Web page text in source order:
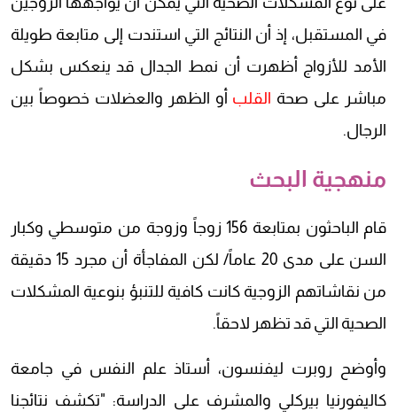
في المستقبل، إذ أن النتائج التي استندت إلى متابعة طويلة
الأمد للأزواج أظهرت أن نمط الجدال قد ينعكس بشكل
مباشر على صحة القلب أو الظهر والعضلات خصوصاً بين
الرجال.
منهجية البحث
قام الباحثون بمتابعة 156 زوجاً وزوجة من متوسطي وكبار
السن على مدى 20 عاماً/ لكن المفاجأة أن مجرد 15 دقيقة
من نقاشاتهم الزوجية كانت كافية للتنبؤ بنوعية المشكلات
الصحية التي قد تظهر لاحقاً.
وأوضح روبرت ليفنسون، أستاذ علم النفس في جامعة
كاليفورنيا بيركلي والمشرف على الدراسة: "تكشف نتائجنا